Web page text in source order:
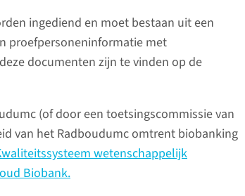
ingediend en moet bestaan uit een
proefpersoneninformatie met
documenten zijn te vinden op de
(of door een toetsingscommissie van
van het Radboudumc omtrent biobanking
wetenschappelijk
Biobank.
secretariaat.
lees meer
Tijdelijk minder goed